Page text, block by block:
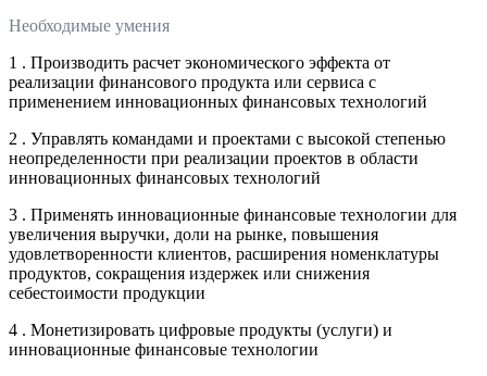
Необходимые умения
1 . Производить расчет экономического эффекта от
реализации финансового продукта или сервиса с
применением инновационных финансовых технологий
2 . Управлять командами и проектами с высокой степенью
неопределенности при реализации проектов в области
инновационных финансовых технологий
3 . Применять инновационные финансовые технологии для
увеличения выручки, доли на рынке, повышения
удовлетворенности клиентов, расширения номенклатуры
продуктов, сокращения издержек или снижения
себестоимости продукции
4 . Монетизировать цифровые продукты (услуги) и
инновационные финансовые технологии